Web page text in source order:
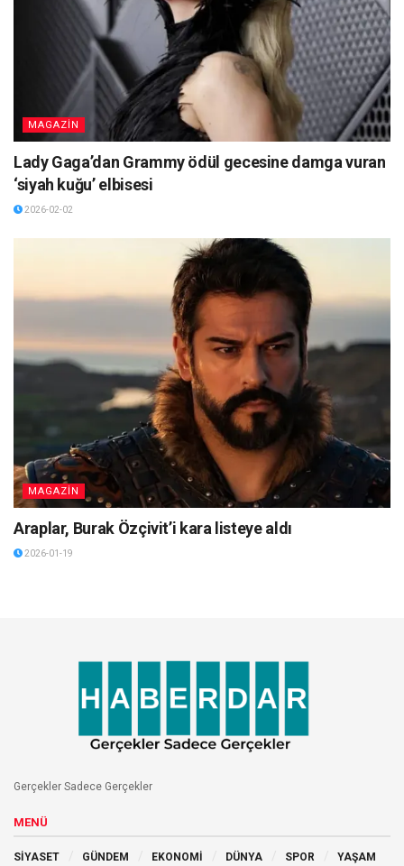
MAGAZİN
Lady Gaga’dan Grammy ödül gecesine damga vuran
‘siyah kuğu’ elbisesi
2026-02-02
MAGAZİN
Araplar, Burak Özçivit’i kara listeye aldı
2026-01-19
Gerçekler Sadece Gerçekler
MENÜ
SİYASET GÜNDEM EKONOMİ DÜNYA SPOR YAŞAM